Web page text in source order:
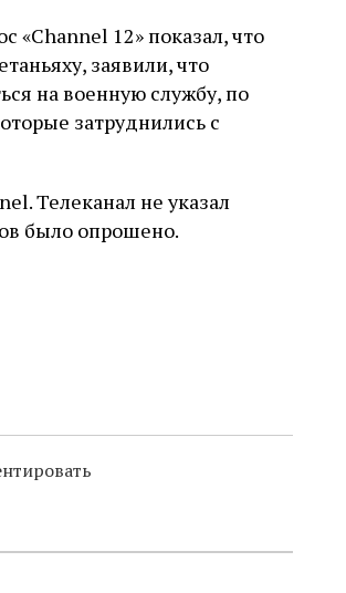
«Channel 12» показал, что
заявили, что
на военную службу, по
затруднились с
Телеканал не указал
было опрошено.